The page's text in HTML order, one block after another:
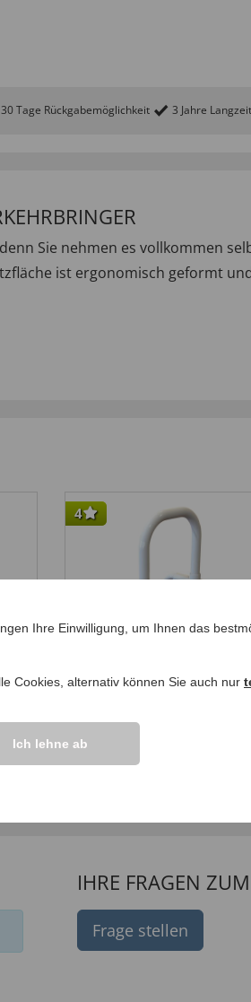
30 Tage Rückgabemöglichkeit 3 Jahre
Sie nehmen es vollkommen
ist ergonomisch geformt
4
49,
IHRE FRAGEN
Frage stellen
Ihre Einwilligung, um Ihnen das
Cookies, alternativ können Sie auch nur
Ich lehne ab